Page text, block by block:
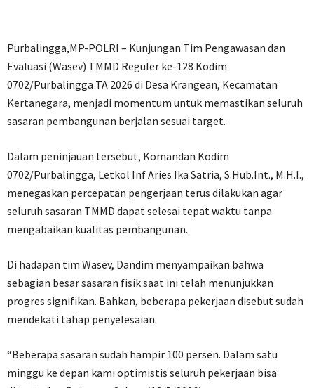
Purbalingga,MP-POLRI – Kunjungan Tim Pengawasan dan
Evaluasi (Wasev) TMMD Reguler ke-128 Kodim
0702/Purbalingga TA 2026 di Desa Krangean, Kecamatan
Kertanegara, menjadi momentum untuk memastikan seluruh
sasaran pembangunan berjalan sesuai target.
Dalam peninjauan tersebut, Komandan Kodim
0702/Purbalingga, Letkol Inf Aries Ika Satria, S.Hub.Int., M.H.I.,
menegaskan percepatan pengerjaan terus dilakukan agar
seluruh sasaran TMMD dapat selesai tepat waktu tanpa
mengabaikan kualitas pembangunan.
Di hadapan tim Wasev, Dandim menyampaikan bahwa
sebagian besar sasaran fisik saat ini telah menunjukkan
progres signifikan. Bahkan, beberapa pekerjaan disebut sudah
mendekati tahap penyelesaian.
“Beberapa sasaran sudah hampir 100 persen. Dalam satu
minggu ke depan kami optimistis seluruh pekerjaan bisa